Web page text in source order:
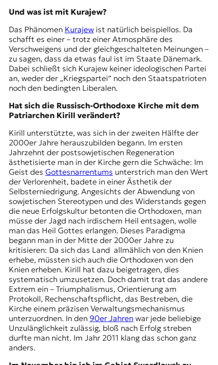
Und was ist mit Kurajew?
Das Phänomen Kurajewist natürlich beispiellos. Da
schafft es einer – trotz einer Atmosphäre des
Verschweigens und der gleichgeschalteten Meinungen –
zu sagen, dass da etwas faul ist im Staate Dänemark.
Dabei schließt sich Kurajew keiner ideologischen Partei
an, weder der „Kriegspartei“ noch den Staatspatrioten
noch den bedingten Liberalen.
Hat sich die Russisch-Orthodoxe Kirche mit dem
Patriarchen Kirill verändert?
Kirill unterstützte, was sich in der zweiten Hälfte der
2000er Jahre herauszubilden begann. Im ersten
Jahrzehnt der postsowjetischen Regeneration
ästhetisierte man in der Kirche gern die Schwäche: Im
Geist des Gottesnarrentums unterstrich man den Wert
der Verlorenheit, badete in einer Ästhetik der
Selbsterniedrigung. Angesichts der Abwendung von
sowjetischen Stereotypen und des Widerstands gegen
die neue Erfolgskultur betonten die Orthodoxen, man
müsse der Jagd nach irdischem Heil entsagen, wolle
man das Heil Gottes erlangen. Dieses Paradigma
begann man in der Mitte der 2000er Jahre zu
kritisieren: Da sich das Land allmählich von den Knien
erhebe, müssten sich auch die Orthodoxen von den
Knien erheben. Kirill hat dazu beigetragen, dies
systematisch umzusetzen. Doch damit trat das andere
Extrem ein – Triumphalismus, Orientierung am
Protokoll, Rechenschaftspflicht, das Bestreben, die
Kirche einem präzisen Verwaltungsmechanismus
unterzuordnen. In den 90er Jahrenwar jede beliebige
Unzulänglichkeit zulässig, bloß nach Erfolg streben
durfte man nicht. Im Jahr 2011 klang das schon ganz
anders.